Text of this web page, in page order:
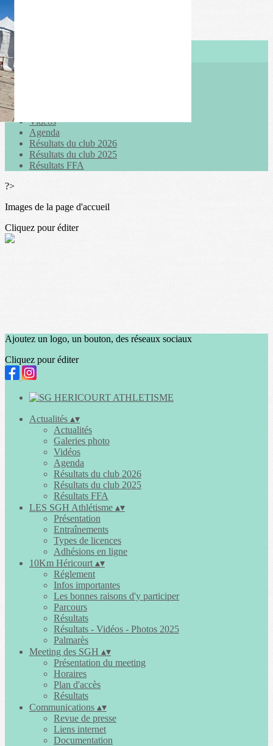
Exporter les lignes sélectionnées
Menu
<
>
Vidéos
Agenda
Résultats du club 2026
Résultats du club 2025
Résultats FFA
?>
Images de la page d'accueil
Cliquez pour éditer
Ajoutez un logo, un bouton, des réseaux sociaux
Cliquez pour éditer
Actualités ▴▾
Actualités
Galeries photo
Vidéos
Agenda
Résultats du club 2026
Résultats du club 2025
Résultats FFA
LES SGH Athlétisme ▴▾
Présentation
Entraînements
Types de licences
Adhésions en ligne
10Km Héricourt ▴▾
Réglement
Infos importantes
Les bonnes raisons d'y participer
Parcours
Résultats
Résultats - Vidéos - Photos 2025
Palmarès
Meeting des SGH ▴▾
Présentation du meeting
Horaires
Plan d'accès
Résultats
Communications ▴▾
Revue de presse
Liens internet
Documentation